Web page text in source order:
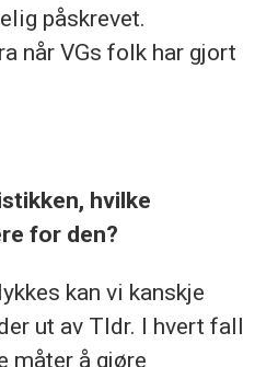
påskrevet.
når VGs folk har gjort
hvilke
for den?
kan vi kanskje
ut av Tldr. I hvert fall
måter å gjøre